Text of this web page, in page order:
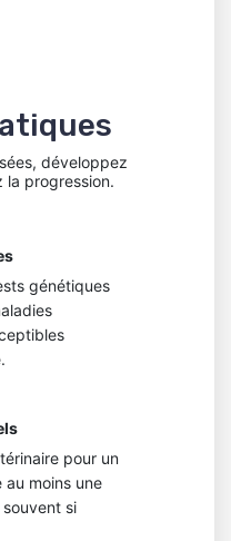
développez
la progression.
génétiques
pour un
au moins une
si